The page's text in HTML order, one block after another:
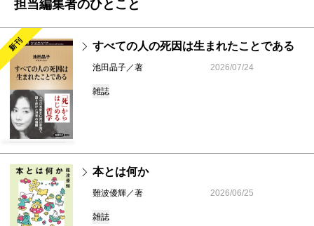
担当編集者のひとこと
新刊 すべての人の死因は生まれたことである
池田晶子／著 2026/07/24
雑誌
本とは何か
難波優輝／著 2026/06/25
雑誌